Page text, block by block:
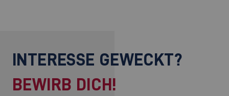
INTERESSE GEWECKT?
BEWIRB DICH!